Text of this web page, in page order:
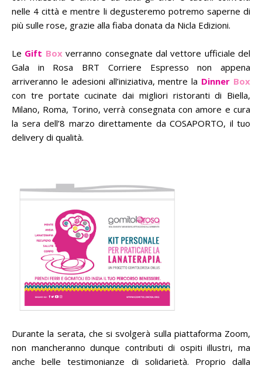
nelle 4 città e mentre li degusteremo potremo saperne di
più sulle rose, grazie alla fiaba donata da Nicla Edizioni.
Le Gift Boxverranno consegnate dal vettore ufficiale del
Gala in Rosa BRT Corriere Espresso non appena
arriveranno le adesioni all’iniziativa, mentre la Dinner Box
con tre portate cucinate dai migliori ristoranti di Biella,
Milano, Roma, Torino, verrà consegnata con amore e cura
la sera dell’8 marzo direttamente da COSAPORTO, il tuo
delivery di qualità.
Durante la serata, che si svolgerà sulla piattaforma Zoom,
non mancheranno dunque contributi di ospiti illustri, ma
anche belle testimonianze di solidarietà. Proprio dalla